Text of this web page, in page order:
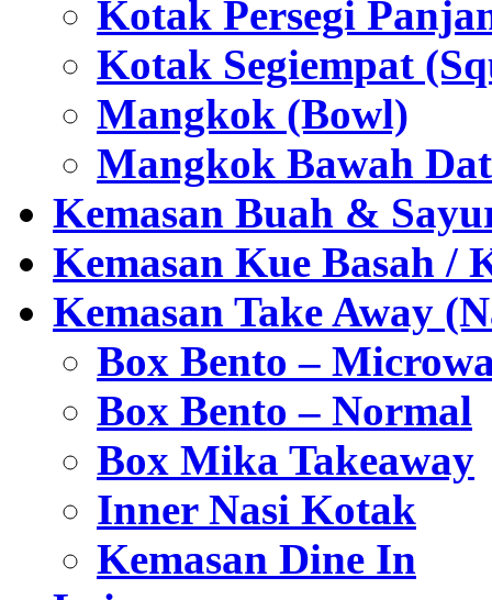
Kotak Persegi
Kotak Segiempat
Mangkok (Bowl)
Mangkok Bawah
Kemasan Buah &
Kemasan Kue Basah /
Kemasan Take Away
Box Bento –
Box Bento – Normal
Box Mika Takeaway
Inner Nasi Kotak
Kemasan Dine In